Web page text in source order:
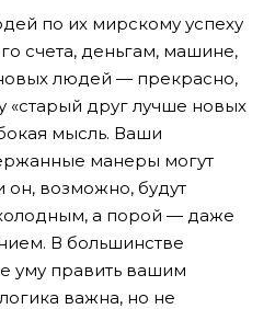
по их мирскому успеху
счета, деньгам, машине,
людей — прекрасно,
«старый друг лучше новых
мысль. Ваши
манеры могут
он, возможно, будут
а порой — даже
В большинстве
уму править вашим
важна, но не